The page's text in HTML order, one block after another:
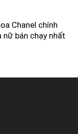
Chanel chính
nữ bán chạy nhất